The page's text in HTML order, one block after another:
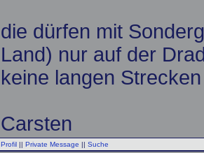
die dürfen mit
Land) nur auf der
keine langen
Carsten
Profil || Private Message || Suche